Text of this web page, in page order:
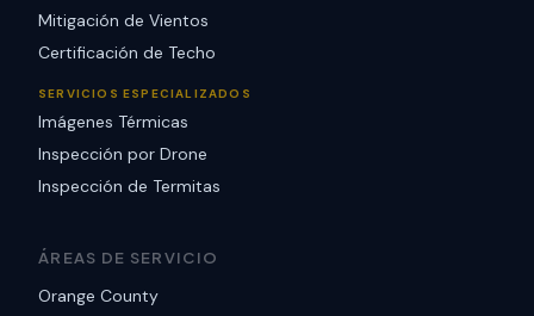
Mitigación de Vientos
Certificación de Techo
SERVICIOS ESPECIALIZADOS
Imágenes Térmicas
Inspección por Drone
Inspección de Termitas
ÁREAS DE SERVICIO
Orange County